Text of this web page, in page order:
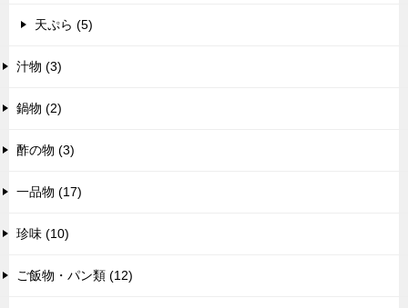
天ぷら (5)
汁物 (3)
鍋物 (2)
酢の物 (3)
一品物 (17)
珍味 (10)
ご飯物・パン類 (12)